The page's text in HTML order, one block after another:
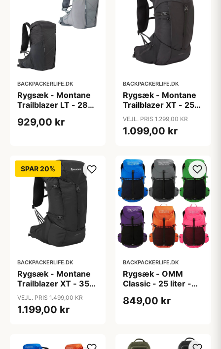
BACKPACKERLIFE.DK
Rygsæk - Montane
Trailblazer LT - 28
929,00 kr
BACKPACKERLIFE.DK
Rygsæk - Montane
Trailblazer XT - 25
liter - Sort
VEJL. PRIS 1.299,00 KR
1.099,00 kr
SPAR 20%
BACKPACKERLIFE.DK
Rygsæk - Montane
Trailblazer XT - 35
liter - Sort
VEJL. PRIS 1.499,00 KR
1.199,00 kr
BACKPACKERLIFE.DK
Rygsæk - OMM
Classic - 25 liter -
849,00 kr